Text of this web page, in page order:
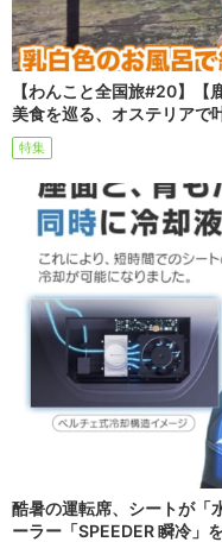
【わんこと全国旅#20】【
美食を巡る、オステリアで
特集
酷暑の運転席、シートが「
ーラー「SPEEDER 瞬冷」